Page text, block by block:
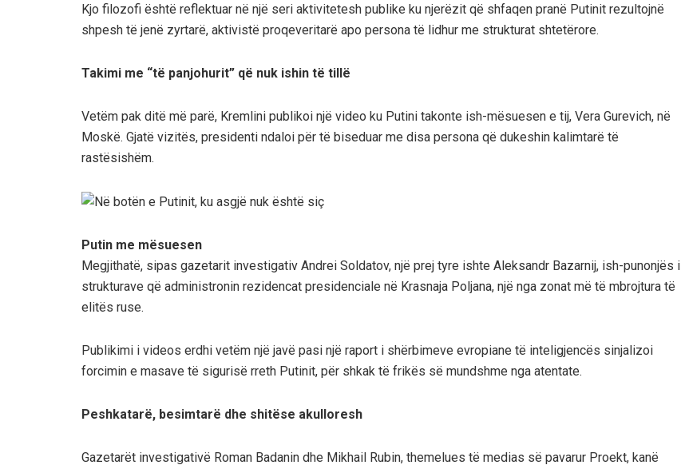
Kjo filozofi është reflektuar në një seri aktivitetesh publike ku njerëzit që shfaqen pranë Putinit rezultojnë
shpesh të jenë zyrtarë, aktivistë proqeveritarë apo persona të lidhur me strukturat shtetërore.
Takimi me “të panjohurit” që nuk ishin të tillë
Vetëm pak ditë më parë, Kremlini publikoi një video ku Putini takonte ish-mësuesen e tij, Vera Gurevich, në
Moskë. Gjatë vizitës, presidenti ndaloi për të biseduar me disa persona që dukeshin kalimtarë të
rastësishëm.
Putin me mësuesen
Megjithatë, sipas gazetarit investigativ Andrei Soldatov, një prej tyre ishte Aleksandr Bazarnij, ish-punonjës i
strukturave që administronin rezidencat presidenciale në Krasnaja Poljana, një nga zonat më të mbrojtura të
elitës ruse.
Publikimi i videos erdhi vetëm një javë pasi një raport i shërbimeve evropiane të inteligjencës sinjalizoi
forcimin e masave të sigurisë rreth Putinit, për shkak të frikës së mundshme nga atentate.
Peshkatarë, besimtarë dhe shitëse akulloresh
Gazetarët investigativë Roman Badanin dhe Mikhail Rubin, themelues të medias së pavarur Proekt, kanë